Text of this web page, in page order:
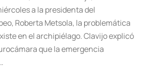
a la presidenta del
Roberta Metsola, la problemática
en el archipiélago. Clavijo explicó
que la emergencia